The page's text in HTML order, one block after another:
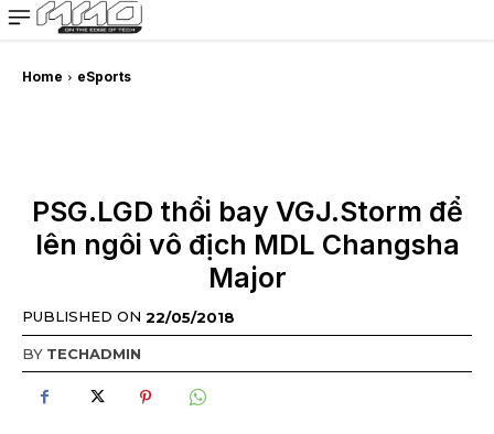
MMOSITE - Thông tin công nghệ
Bài viết nổi bật
Home eSports
PSG.LGD thổi bay VGJ.Storm để
lên ngôi vô địch MDL Changsha
Major
PUBLISHED ON 22/05/2018
BY TECHADMIN